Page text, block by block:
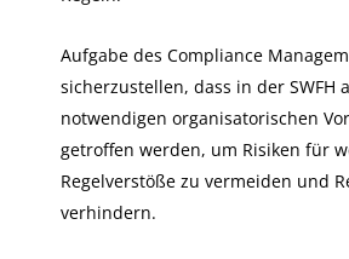
Aufgabe des Compliance
sicherzustellen, dass in der SWFH
notwendigen organisatorischen
getroffen werden, um Risiken für
Regelverstöße zu vermeiden und
verhindern.